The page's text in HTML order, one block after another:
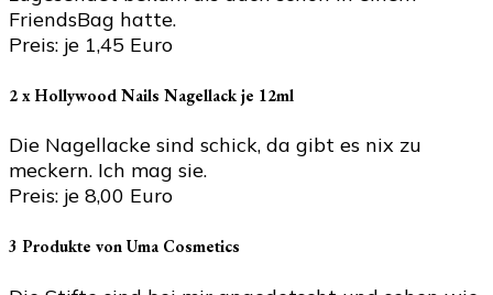
FriendsBag hatte.
Preis: je 1,45 Euro
2 x Hollywood Nails Nagellack je 12ml
Die Nagellacke sind schick, da gibt es nix zu
meckern. Ich mag sie.
Preis: je 8,00 Euro
3 Produkte von Uma Cosmetics